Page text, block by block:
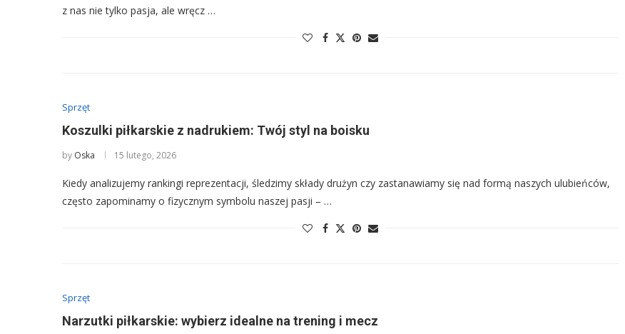
z nas nie tylko pasja, ale wręcz …
Sprzęt
Koszulki piłkarskie z nadrukiem: Twój styl na boisku
by Oska 15 lutego, 2026
Kiedy analizujemy rankingi reprezentacji, śledzimy składy drużyn czy zastanawiamy się nad formą naszych ulubieńców,
często zapominamy o fizycznym symbolu naszej pasji – …
Sprzęt
Narzutki piłkarskie: wybierz idealne na trening i mecz